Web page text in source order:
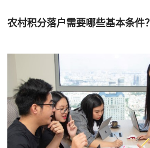
农村积分落户需要哪些基本条件？